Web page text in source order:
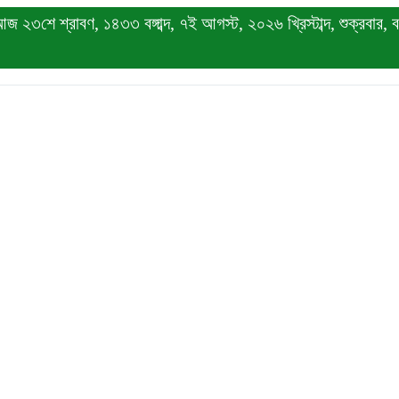
২৩শে শ্রাবণ, ১৪৩৩ বঙ্গাব্দ, ৭ই আগস্ট, ২০২৬ খ্রিস্টাব্দ, শুক্রবার,